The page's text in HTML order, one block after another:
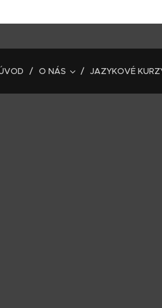
O NÁS JAZYKOVÉ